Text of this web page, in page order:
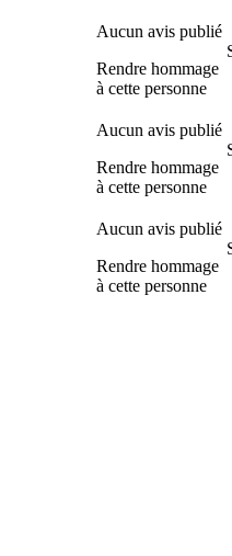
Aucun avis publié
Rendre hommage
à cette personne
Aucun avis publié
Rendre hommage
à cette personne
Aucun avis publié
Rendre hommage
à cette personne